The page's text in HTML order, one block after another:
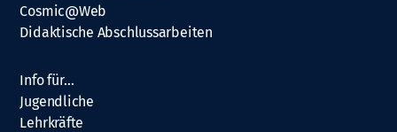
Cosmic@Web
Didaktische Abschlussarbeiten
Info für…
Jugendliche
Lehrkräfte